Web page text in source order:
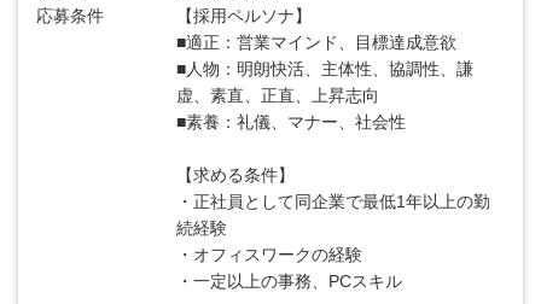
応募条件
【採用ペルソナ】
■適正：営業マインド、目標達成意欲
■人物：明朗快活、主体性、協調性、謙
虚、素直、正直、上昇志向
■素養：礼儀、マナー、社会性
【求める条件】
・正社員として同企業で最低1年以上の勤
続経験
・オフィスワークの経験
・一定以上の事務、PCスキル